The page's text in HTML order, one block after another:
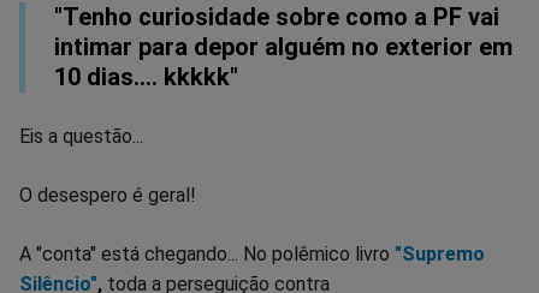
"Tenho curiosidade sobre como a PF vai
intimar para depor alguém no exterior em
10 dias.... kkkkk"
Eis a questão...
O desespero é geral!
A "conta" está chegando... No polêmico livro "Supremo
Silêncio", toda a perseguição contra